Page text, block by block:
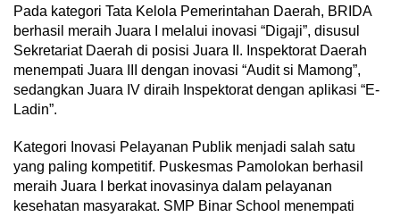
Pada kategori Tata Kelola Pemerintahan Daerah, BRIDA
berhasil meraih Juara I melalui inovasi “Digaji”, disusul
Sekretariat Daerah di posisi Juara II. Inspektorat Daerah
menempati Juara III dengan inovasi “Audit si Mamong”,
sedangkan Juara IV diraih Inspektorat dengan aplikasi “E-
Ladin”.
Kategori Inovasi Pelayanan Publik menjadi salah satu
yang paling kompetitif. Puskesmas Pamolokan berhasil
meraih Juara I berkat inovasinya dalam pelayanan
kesehatan masyarakat. SMP Binar School menempati